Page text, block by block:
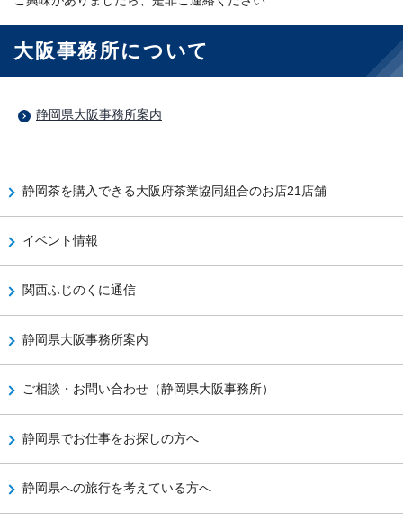
大阪事務所について
静岡県大阪事務所案内
静岡茶を購入できる大阪府茶業協同組合のお店21店舗
イベント情報
関西ふじのくに通信
静岡県大阪事務所案内
ご相談・お問い合わせ（静岡県大阪事務所）
静岡県でお仕事をお探しの方へ
静岡県への旅行を考えている方へ